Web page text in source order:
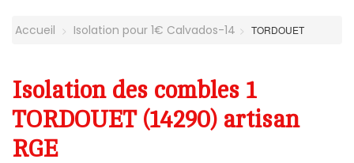
Accueil Isolation pour 1€ Calvados-14 TORDOUET
Isolation des combles 1
TORDOUET (14290) artisan
RGE